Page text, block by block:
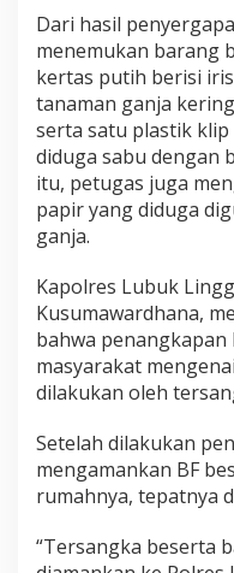
Dari hasil
menemukan barang
kertas putih berisi
tanaman ganja
serta satu plastik
diduga sabu dengan
itu, petugas juga
papir yang diduga
ganja.
Kapolres Lubuk
Kusumawardhana,
bahwa
masyarakat
dilakukan oleh
Setelah dilakukan
mengamankan BF
rumahnya, tepatnya
“Tersangka beserta